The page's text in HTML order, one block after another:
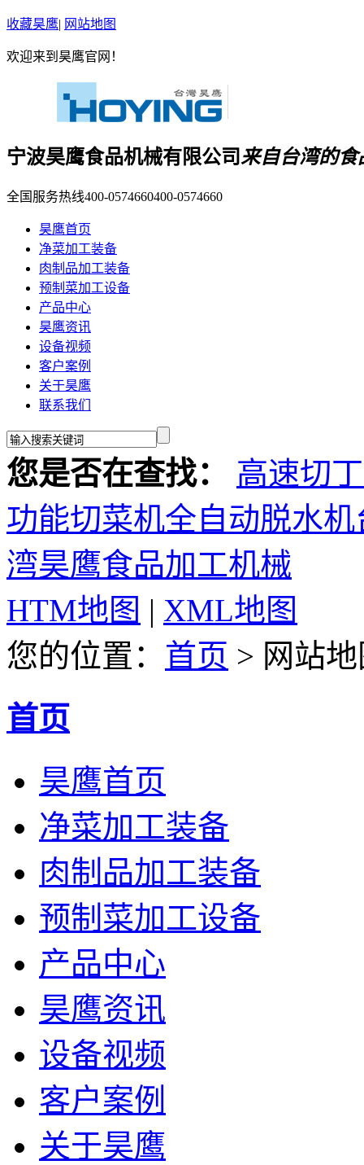
收藏昊鹰| 网站地图
欢迎来到昊鹰官网！
宁波昊鹰食品机械有限公司来自台湾的食
全国服务热线400-0574660400-0574660
昊鹰首页
净菜加工装备
肉制品加工装备
预制菜加工设备
产品中心
昊鹰资讯
设备视频
客户案例
关于昊鹰
联系我们
您是否在查找：
高速切
功能切菜机全自动脱水机
湾昊鹰食品加工机械
HTM地图 | XML地图
您的位置： 首页 > 网站
首页
昊鹰首页
净菜加工装备
肉制品加工装备
预制菜加工设备
产品中心
昊鹰资讯
设备视频
客户案例
关于昊鹰